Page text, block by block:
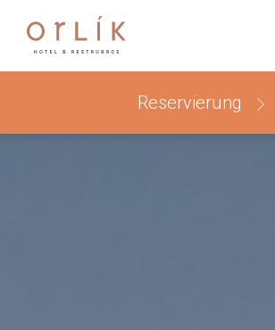
Reservierung